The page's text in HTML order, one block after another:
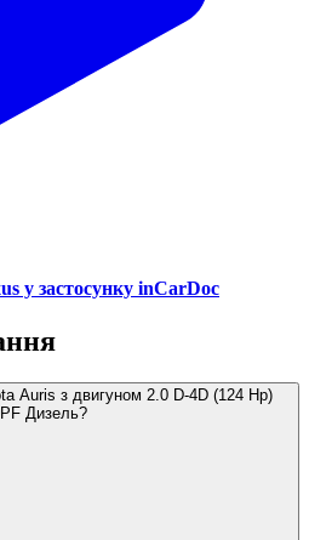
у застосунку inCarDoc
Auris з двигуном 2.0 D-4D (124 Hp)
Дизель?